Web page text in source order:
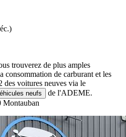
trouverez de plus amples
consommation de carburant et les
des voitures neuves via le
neufs
de l'ADEME.
Montauban